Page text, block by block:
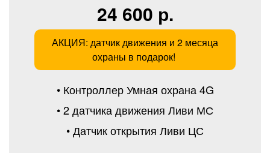
24 600 р.
АКЦИЯ: датчик движения и 2 месяца
охраны в подарок!
• Контроллер Умная охрана 4G
• 2 датчика движения Ливи МС
• Датчик открытия Ливи ЦС